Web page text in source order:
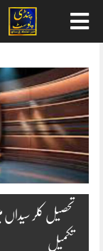
content
تحصیل کلر
تکمیل